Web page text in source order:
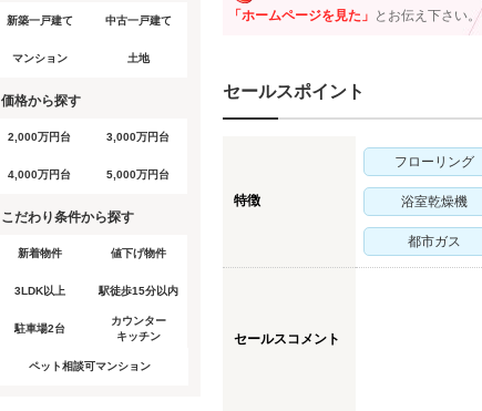
「ホームページを見た」 とお伝え下さい。
セールスポイント
特徴
フローリング
浴室乾燥機
都市ガス
セールスコメント
新築一戸建て 中古一戸建て
マンション 土地
価格から探す
2,000万円台 3,000万円台
4,000万円台 5,000万円台
こだわり条件から探す
新着物件 値下げ物件
3LDK以上 駅徒歩15分以内
駐車場2台
カウンター
キッチン
ペット相談可マンション